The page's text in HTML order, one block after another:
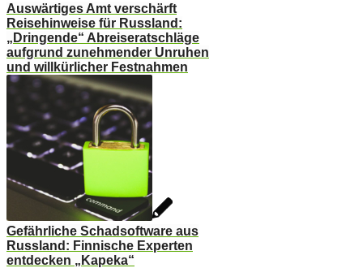
Auswärtiges Amt verschärft
Reisehinweise für Russland:
„Dringende“ Abreiseratschläge
aufgrund zunehmender Unruhen
und willkürlicher Festnahmen
Gefährliche Schadsoftware aus
Russland: Finnische Experten
entdecken „Kapeka“